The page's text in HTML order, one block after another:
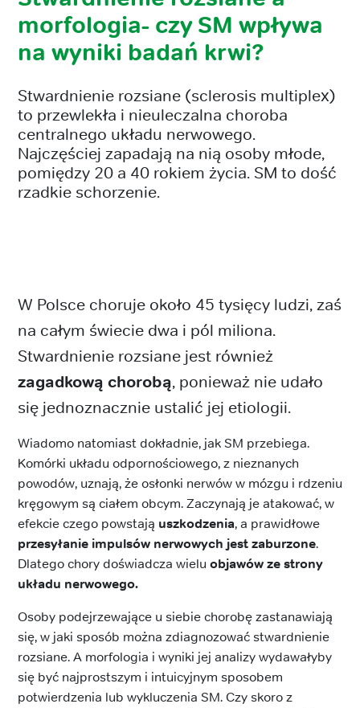
morfologia- czy SM wpływa
na wyniki badań krwi?
Stwardnienie rozsiane (sclerosis multiplex)
to przewlekła i nieuleczalna choroba
centralnego układu nerwowego.
Najczęściej zapadają na nią osoby młode,
pomiędzy 20 a 40 rokiem życia. SM to dość
rzadkie schorzenie.
W Polsce choruje około 45 tysięcy ludzi, zaś
na całym świecie dwa i pól miliona.
Stwardnienie rozsiane jest również
zagadkową chorobą, ponieważ nie udało
się jednoznacznie ustalić jej etiologii.
Wiadomo natomiast dokładnie, jak SM przebiega.
Komórki układu odpornościowego, z nieznanych
powodów, uznają, że osłonki nerwów w mózgu i rdzeniu
kręgowym są ciałem obcym. Zaczynają je atakować, w
efekcie czego powstają uszkodzenia, a prawidłowe
przesyłanie impulsów nerwowych jest zaburzone.
Dlatego chory doświadcza wielu objawów ze strony
układu nerwowego.
Osoby podejrzewające u siebie chorobę zastanawiają
się, w jaki sposób można zdiagnozować stwardnienie
rozsiane. A morfologia i wyniki jej analizy wydawałyby
się być najprostszym i intuicyjnym sposobem
potwierdzenia lub wykluczenia SM. Czy skoro z